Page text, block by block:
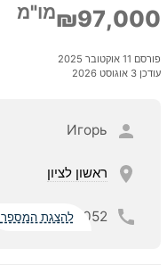
₪97,000מו"מ
פורסם 11 אוקטובר 2025
עודכן 3 אוגוסט 2026
Игорь
ראשון לציון
052 להצגת המספר